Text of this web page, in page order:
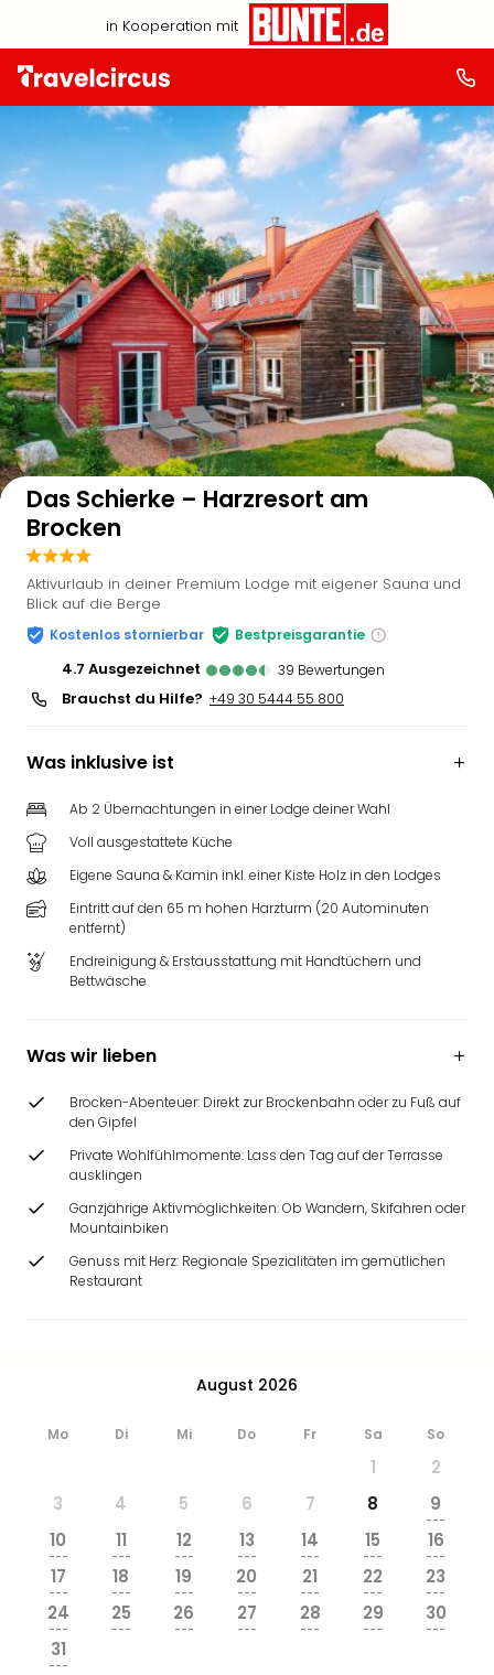
in Kooperation mit
Auf der Karte anzeigen
Das Schierke – Harzresort am
Brocken
Aktivurlaub in deiner Premium Lodge mit eigener Sauna und
Blick auf die Berge
Kostenlos stornierbar Bestpreisgarantie
4.7 ausgezeichnet 39 Bewertungen
Brauchst du Hilfe? +49 30 5444 55 800
Was inklusive ist
Ab 2 Übernachtungen in einer Lodge deiner Wahl
Voll ausgestattete Küche
Eigene Sauna & Kamin inkl. einer Kiste Holz in den Lodges
Eintritt auf den 65 m hohen Harzturm (20 Autominuten
entfernt)
Endreinigung & Erstausstattung mit Handtüchern und
Bettwäsche
Was wir lieben
Brocken-Abenteuer: Direkt zur Brockenbahn oder zu Fuß auf
den Gipfel
Private Wohlfühlmomente: Lass den Tag auf der Terrasse
ausklingen
Ganzjährige Aktivmöglichkeiten: Ob Wandern, Skifahren oder
Mountainbiken
Genuss mit Herz: Regionale Spezialitäten im gemütlichen
Restaurant
August 2026
Mo Di Mi Do Fr Sa So
1
2
3
4 5 6 7 8 9
---
10
---
11
---
12
---
13
---
14
---
15
---
16
---
17
---
18
---
19
---
20
---
21
---
22
---
23
---
24
---
25
---
26
---
27
---
28
---
29
---
30
---
31
---